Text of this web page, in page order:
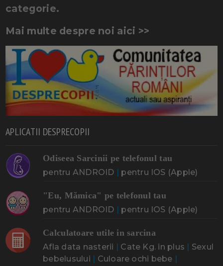
categorie.
Mai multe despre noi aici >>
APLICATII DESPRECOPII
Odiseea Sarcinii pe telefonul tau
pentru ANDROID | pentru IOS (Apple)
"Eu, Mămica" pe telefonul tau
pentru ANDROID | pentru IOS (Apple)
Calculatoare utile in sarcina
Afla data nasterii | Cate Kg. in plus | Sexul
bebelusului | Culoare ochi bebe |